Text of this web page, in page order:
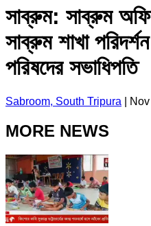
সাব্রুম: সাব্রুম
সাব্রুম শাখা
পরিষদের সভাধিপতি
Sabroom, South Tripura
MORE NEWS